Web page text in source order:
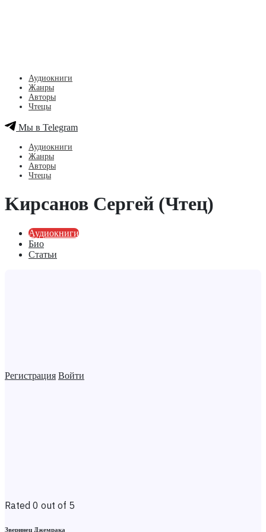
Регистрация Войти
Аудиокниги
Жанры
Авторы
Чтецы
Мы в Telegram
Аудиокниги
Жанры
Авторы
Чтецы
Kирсанов Сергей (Чтец)
Аудиокниги
Био
Статьи
Rated 0 out of 5
Зверинец Джемрака